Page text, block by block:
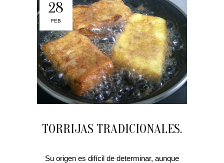
28
FEB
TORRIJAS TRADICIONALES.
Su origen es difícil de determinar, aunque